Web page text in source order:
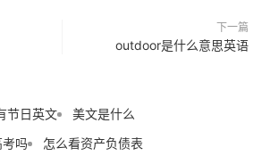
下一篇
outdoor是什么意思英语
节日英文
美文是什么
吗
怎么看资产负债表